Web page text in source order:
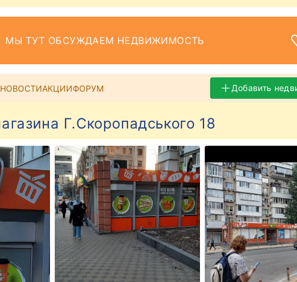
МЫ ТУТ ОБСУЖДАЕМ НЕДВИЖИМОСТЬ
НОВОСТИАКЦИИФОРУМ Добавить
Г.Скоропадського 18